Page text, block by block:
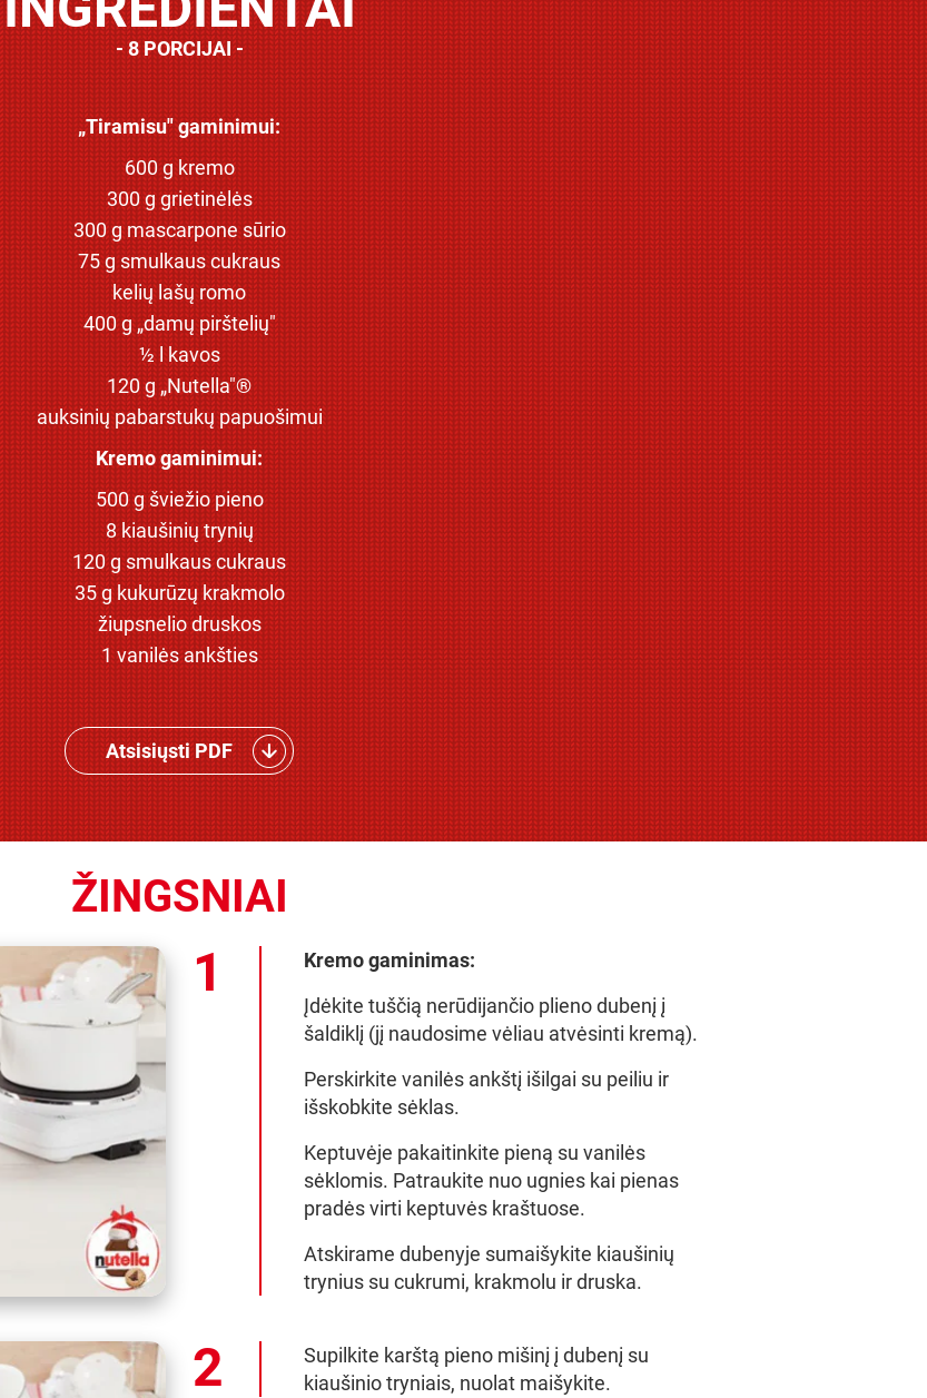
8 PORCIJAI
„Tiramisu" gaminimui:
600 g kremo
300 g grietinėlės
300 g mascarpone sūrio
75 g smulkaus cukraus
kelių lašų romo
400 g „damų pirštelių"
½ l kavos
120 g „Nutella"®
auksinių pabarstukų papuošimui
Kremo gaminimui:
500 g šviežio pieno
8 kiaušinių trynių
120 g smulkaus cukraus
35 g kukurūzų krakmolo
žiupsnelio druskos
1 vanilės ankšties
Atsisiųsti PDF
ŽINGSNIAI
Kremo gaminimas:
Įdėkite tuščią nerūdijančio plieno dubenį į
šaldiklį (jį naudosime vėliau atvėsinti kremą).
Perskirkite vanilės ankštį išilgai su peiliu ir
išskobkite sėklas.
Keptuvėje pakaitinkite pieną su vanilės
sėklomis. Patraukite nuo ugnies kai pienas
pradės virti keptuvės kraštuose.
Atskirame dubenyje sumaišykite kiaušinių
trynius su cukrumi, krakmolu ir druska.
Supilkite karštą pieno mišinį į dubenį su
kiaušinio tryniais, nuolat maišykite.